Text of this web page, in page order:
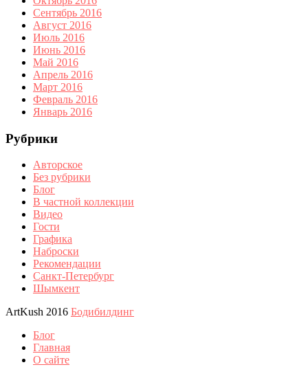
Сентябрь 2016
Август 2016
Июль 2016
Июнь 2016
Май 2016
Апрель 2016
Март 2016
Февраль 2016
Январь 2016
Рубрики
Авторское
Без рубрики
Блог
В частной коллекции
Видео
Гости
Графика
Наброски
Рекомендации
Санкт-Петербург
Шымкент
ArtKush 2016 Бодибилдинг
Блог
Главная
О сайте